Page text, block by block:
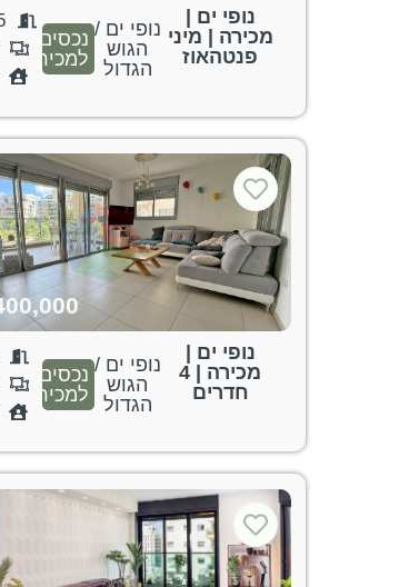
נופי ים |
מכירה | מיני
פנטהאוז
נופי ים /
הגוש
הגדול
נכסים
למכירה
נופי ים |
מכירה | 4
חדרים
נופי ים /
הגוש
הגדול
נכסים
למכירה